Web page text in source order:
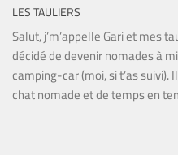
LES TAULIERS
Salut, j’m’appelle Gari et mes
décidé de devenir nomades à
camping-car (moi, si t’as
chat nomade et de temps en